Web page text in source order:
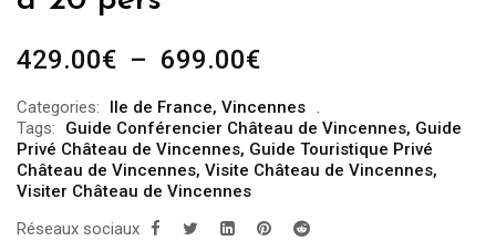
429.00€ – 699.00€Plage
prix :
429.00€
à
699.00€
Categories: Ile de France, Vincennes
Tags:
Guide Conférencier Château de Vincennes, Guide
Privé Château de Vincennes, Guide Touristique Privé
Château de Vincennes, Visite Château de Vincennes,
Visiter Château de Vincennes
Réseaux sociaux